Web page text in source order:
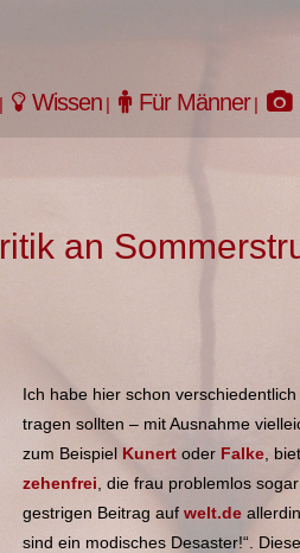
Wissen Für Männer
an
Ich habe hier schon verschiedentlich
tragen sollten – mit Ausnahme
zum Beispiel Kunert oder Falke ,
zehenfrei , die frau problemlos
gestrigen Beitrag auf welt.de
sind ein modisches Desaster!“.